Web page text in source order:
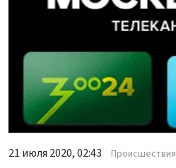
21 июля 2020, 02:43 Происшествия